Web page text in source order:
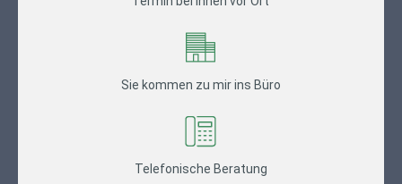
Sie kommen zu mir ins Büro
Telefonische Beratung